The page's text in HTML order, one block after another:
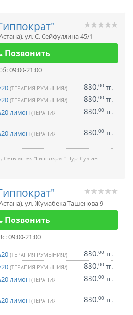
,ул. С. Сейфуллина 45/1
Позвонить
09:00-21:00
(ТЕРАПИЯ РУМЫНИЯ/) 880.00 тг.
(ТЕРАПИЯ РУМЫНИЯ/) 880.00 тг.
лимон (ТЕРАПИЯ
880.00 тг.
лимон (ТЕРАПИЯ
880.00 тг.
Сеть аптек "Гиппократ" Нур-Султан
,ул. Жумабека Ташенова 9
Позвонить
09:00-21:00
(ТЕРАПИЯ РУМЫНИЯ/) 880.00 тг.
(ТЕРАПИЯ РУМЫНИЯ/) 880.00 тг.
лимон (ТЕРАПИЯ
880.00 тг.
лимон (ТЕРАПИЯ
880.00 тг.